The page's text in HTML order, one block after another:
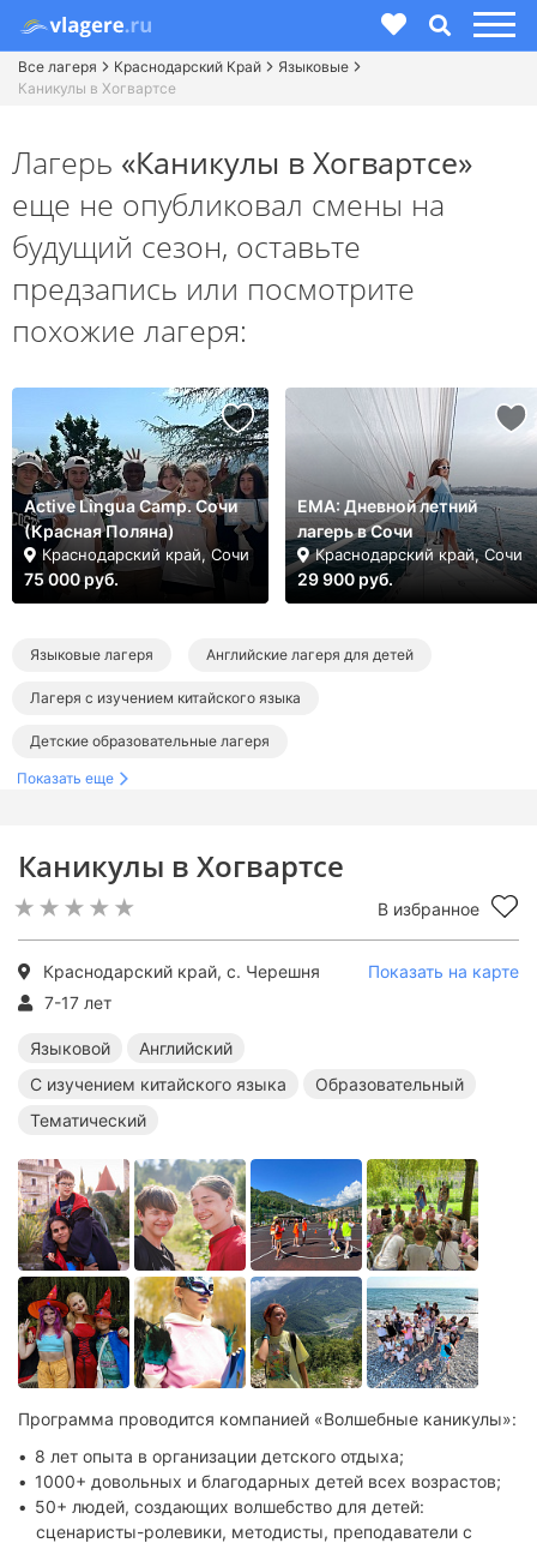
Все лагеря Краснодарский Край
Языковые
Каникулы в Хогвартсе
Каникулы в Хогвартсе
В избранное
Краснодарский край, с. Черешня
Показать на карте
7-17 лет
Языковой
Английский
С изучением китайского языка
Образовательный
Тематический
Программа проводится компанией «Волшебные каникулы»:
8 лет опыта в организации детского отдыха;
1000+ довольных и благодарных детей всех возрастов;
50+ людей, создающих волшебство для детей:
сценаристы-ролевики, методисты, преподаватели с
Лагерь «Каникулы в Хогвартсе»
еще не опубликовал смены на
будущий сезон, оставьте
предзапись или посмотрите
похожие лагеря:
Active Lingua Camp. Сочи
(Красная Поляна)
Краснодарский край, Сочи
75 000 руб.
ЕМА: Дневной летний
лагерь в Сочи
Краснодарский край, Сочи
29 900 руб.
Языковые лагеря Английские лагеря для детей
Лагеря с изучением китайского языка
Детские образовательные лагеря
Тематические детские лагеря
Детские лагеря в Сочи
Языковые лагеря в Краснодарском крае
Лагеря с изучением китайского языка в Краснодарском крае
Образовательные лагеря в Краснодарском крае
Тематические лагеря в Краснодарском крае
Лагеря с бассейном в Краснодарском крае
Языковые лагеря в Сочи Английские лагеря в Сочи
Лагеря с изучением китайского языка в Сочи
Образовательные лагеря в Сочи
Тематические лагеря в Сочи Лагеря с бассейном в Сочи
Летние лагеря в Краснодарском крае Летние лагеря в Сочи
Летние языковые лагеря Летние английские лагеря
Летние лагеря с изучением китайского языка
Летние образовательные лагеря
Летние тематические лагеря Летние лагеря с бассейном
Показать еще